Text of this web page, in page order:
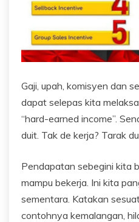
Gaji, upah, komisyen dan
dapat selepas kita
“hard-earned income”.
duit. Tak de kerja? Tarak
Pendapatan sebegini kita
mampu bekerja. Ini kita
sementara. Katakan
contohnya kemalangan,